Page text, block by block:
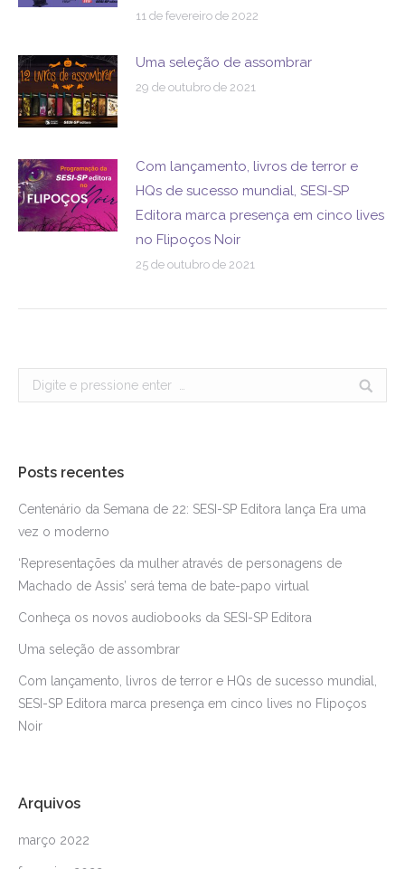
11 de fevereiro de 2022
Uma seleção de assombrar
29 de outubro de 2021
Com lançamento, livros de terror e
HQs de sucesso mundial, SESI-SP
Editora marca presença em cinco lives
no Flipoços Noir
25 de outubro de 2021
Search:
Posts recentes
Centenário da Semana de 22: SESI-SP Editora lança Era uma
vez o moderno
‘Representações da mulher através de personagens de
Machado de Assis’ será tema de bate-papo virtual
Conheça os novos audiobooks da SESI-SP Editora
Uma seleção de assombrar
Com lançamento, livros de terror e HQs de sucesso mundial,
SESI-SP Editora marca presença em cinco lives no Flipoços
Noir
Arquivos
março 2022